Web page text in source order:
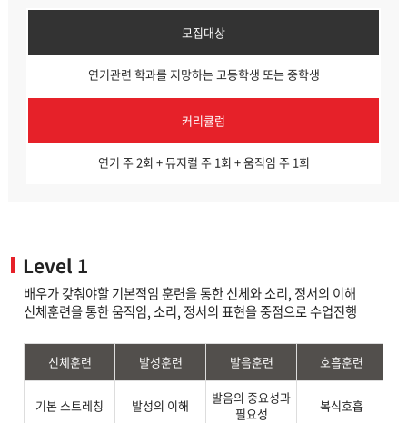
모집대상
연기관련 학과를 지망하는 고등학생 또는 중학생
커리큘럼
연기 주 2회 + 뮤지컬 주 1회 + 움직임 주 1회
Level 1
배우가 갖춰야할 기본적임 훈련을 통한 신체와 소리, 정서의 이해
신체훈련을 통한 움직임, 소리, 정서의 표현을 중점으로 수업진행
신체훈련 발성훈련 발음훈련 호흡훈련
기본 스트레칭 발성의 이해
발음의 중요성과
필요성
복식호흡